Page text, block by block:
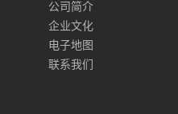
公司简介
企业文化
电子地图
联系我们